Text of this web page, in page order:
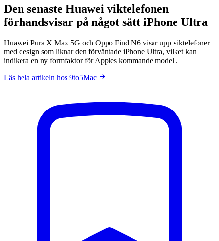
Den senaste Huawei viktelefonen
förhandsvisar på något sätt iPhone Ultra
Huawei Pura X Max 5G och Oppo Find N6 visar upp viktelefoner
med design som liknar den förväntade iPhone Ultra, vilket kan
indikera en ny formfaktor för Apples kommande modell.
Läs hela artikeln hos 9to5Mac